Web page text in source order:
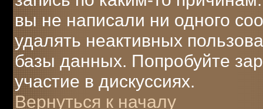
вы не написали ни одного
удалять неактивных
базы данных. Попробуйте
участие в дискуссиях.
Вернуться к началу